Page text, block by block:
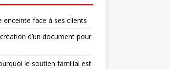
enceinte face à ses clients
d’un document pour
le soutien familial est